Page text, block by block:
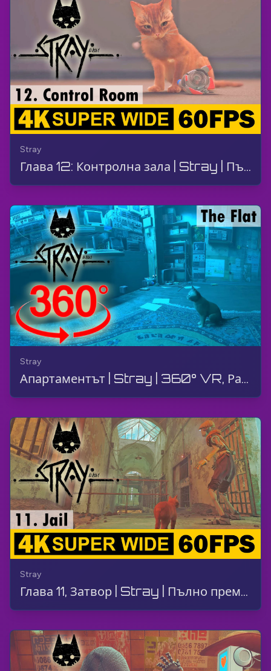
Stray
Глава 12: Контролна зала | Stray | Пълна игра, Без коментар, 4K, 60 FPS, Супер Широк
Stray
Апартаментът | Stray | 360° VR, Разходка, Геймплей, Без коментар, 4K
Stray
Глава 11, Затвор | Stray | Пълно преминаване, Геймплей, Без коментар, 4K, 60 FPS, СУПЕР ШИРОК